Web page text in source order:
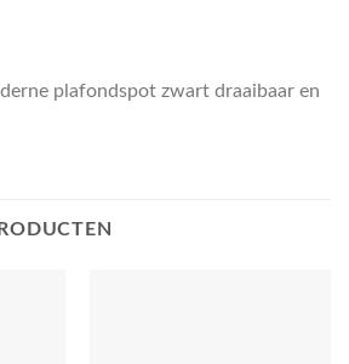
plafondspot zwart draaibaar en